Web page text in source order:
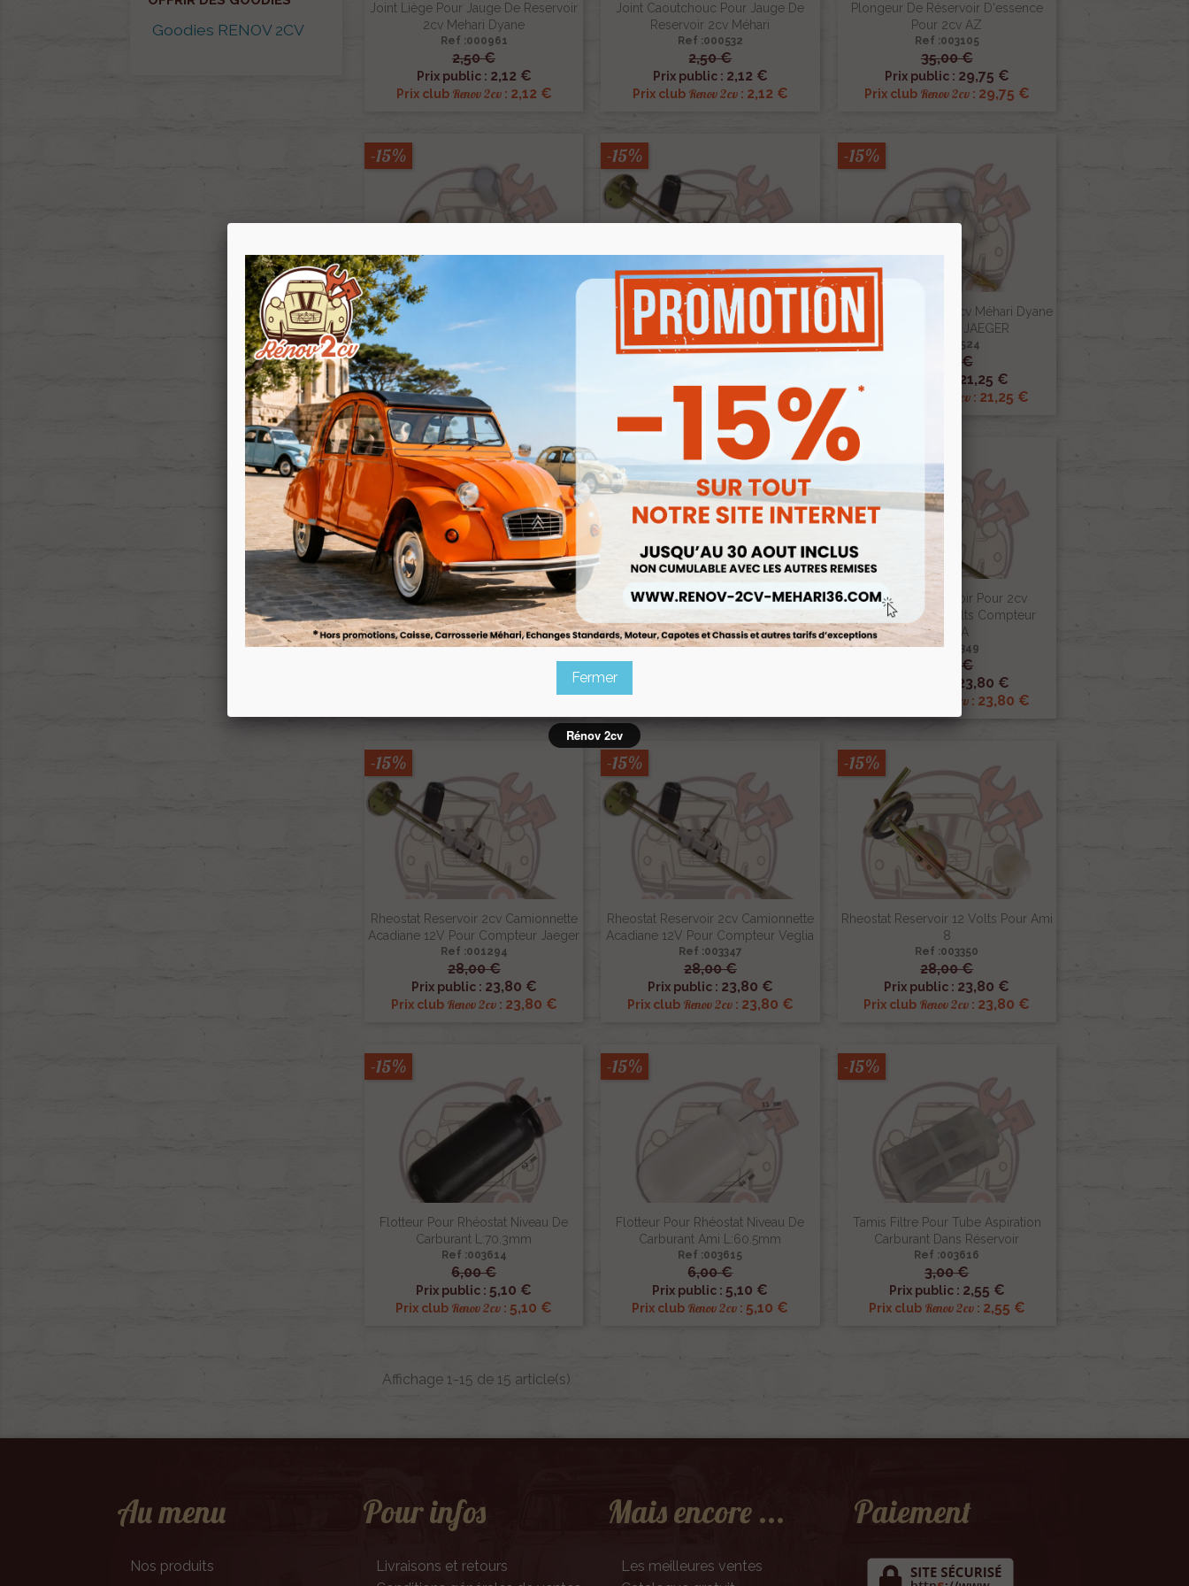
Goodies RENOV 2CV
Joint Liège Pour Jauge De Reservoir
2cv Mehari Dyane
Ref :000961
2,50 €
Prix public : 2,12 €
Prix club Renov 2cv: 2,12 €
 Aperçu rapide
Joint Caoutchouc Pour Jauge De
Reservoir 2cv Méhari
Ref :000532
2,50 €
Prix public : 2,12 €
Prix club Renov 2cv: 2,12 €
 Aperçu rapide
Plongeur De Réservoir D'essence
Pour 2cv AZ
Ref :003105
35,00 €
Prix public : 29,75 €
Prix club Renov 2cv: 29,75 €
 Aperçu rapide
Rheostat Reservoir Pour 2cv Et Dyane
En 6 Volts Pour Compteur JAEGER
25,00 €
Prix public :
Prix clubRenov 2cv
-15%
Aperçu rapide
Rheostat Reservoir Pour 2cv Et Dyane
En 6 Volts Pour Compteur VEGLIA
Ref :003235
:23,80 €
-15%
Rheostat Reservoir 2cv Méhari Dyane
12V Montage JAEGER
Ref :000524
25,00 €
21,25 €
Renov 2cv: 21,25 €
-15%
Aperçu rapide
Rheostat Reservoir 2cv Méhari Dyane
12V Montage VEGLIA
Ref :003234
23,80 €
-15%
6V Pour Compteur Jaeger
Ref :003348
-15%
Rheostat Reservoir Pour 2cv
Camionnette 6 Volts Compteur
VEGLIA
Ref :003349
28,00 €
23,80 €
Renov 2cv : 23,80 €
-15%
Aperçu rapide
Rheostat Reservoir 2cv Camionnette
Acadiane 12V Pour Compteur Jaeger
Ref :001294
28,00 €
Prix public : 23,80 €
Prix club Renov 2cv: 23,80 €
-15%
 Aperçu rapide
Rheostat Reservoir 2cv Camionnette
Acadiane 12V Pour Compteur Veglia
Ref :003347
28,00 €
Prix public : 23,80 €
Prix club Renov 2cv: 23,80 €
-15%
 Aperçu rapide
Rheostat Reservoir 12 Volts Pour Ami
8
Ref :003350
28,00 €
Prix public : 23,80 €
Prix club Renov 2cv : 23,80 €
-15%
 Aperçu rapide
Flotteur Pour Rhéostat Niveau De
Carburant L:70.3mm
Ref :003614
6,00 €
Prix public : 5,10 €
Prix club Renov 2cv : 5,10 €
-15%
 Aperçu rapide
Flotteur Pour Rhéostat Niveau De
Carburant Ami L:60.5mm
Ref :003615
6,00 €
Prix public : 5,10 €
Prix club Renov 2cv : 5,10 €
-15%
 Aperçu rapide
Tamis Filtre Pour Tube Aspiration
Carburant Dans Réservoir
Ref :003616
3,00 €
Prix public : 2,55 €
Prix club Renov 2cv: 2,55 €
-15%
 Aperçu rapide
Affichage 1-15 de 15 article(s)
Au menu
Nos produits
Pour infos
Livraisons et retours
Mais encore ...
Les meilleures ventes
Paiement
Fermer
Rénov 2cv